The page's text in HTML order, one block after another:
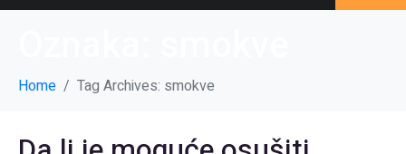
Home Tag Archives: smokve